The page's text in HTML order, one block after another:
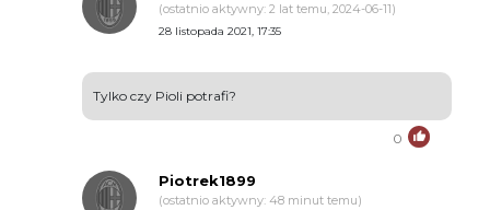
(ostatnio aktywny: 2 lat temu, 2024-06-11)
28 listopada 2021, 17:35
Tylko czy Pioli potrafi?
0
Piotrek1899
(ostatnio aktywny: 48 minut temu)